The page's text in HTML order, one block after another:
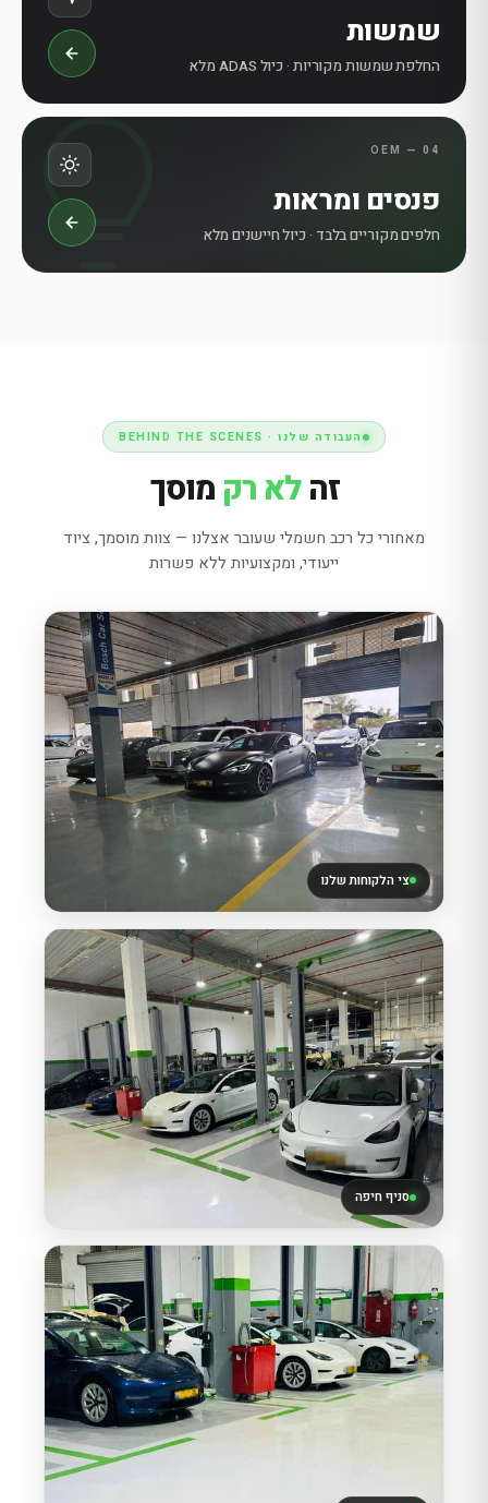
שמשות
החלפת שמשות מקוריות · כיול ADAS מלא
04 — OEM
פנסים ומראות
חלפים מקוריים בלבד · כיול חיישנים מלא
העבודה שלנו · BEHIND THE SCENES
זהלא רק מוסך
מאחורי כל רכב חשמלי שעובר אצלנו — צוות מוסמך, ציוד
ייעודי, ומקצועיות ללא פשרות
צי הלקוחות שלנו
סניף חיפה